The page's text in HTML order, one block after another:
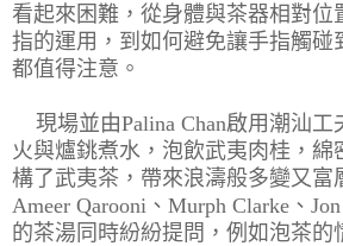
看起來困難，從身體與茶器相對位
指的運用，到如何避免讓手指觸碰
都值得注意。
現場並由Palina Chan啟用潮汕工
火與爐銚煮水，泡飲武夷肉桂，綿
構了武夷茶，帶來浪濤般多變又富
Ameer Qarooni 、 Murph Clarke 、
的茶湯同時紛紛提問，例如泡茶的